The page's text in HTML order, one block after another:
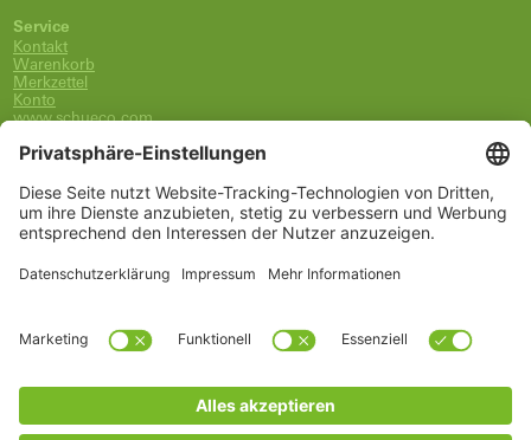
Service
Kontakt
Warenkorb
Merkzettel
Konto
www.schueco.com
0800-400-4007
kostenlos aus dem dt. Festnetz
Unsere Marken
Alle Marken
Schüco International KG
Kategorien
Griffe
Wartung, Pflege und Lüftung
Einbruchschutz